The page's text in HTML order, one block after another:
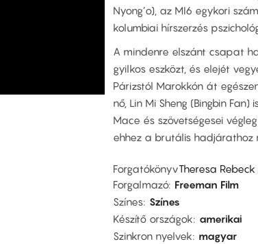
Nyong’o), az MI6 egykori
kolumbiai hírszerzés
A mindenre elszánt csapat
gyilkos eszközt, és elejét
Párizstól Marokkón át
nő, Lin Mi Sheng (Bingbin
Mace és szövetségesei
ehhez a brutális hadjárathoz
ForgatókönyvTheresa Rebeck
Forgalmazó Freeman Film
Színes Színes
Készítő országok
amerikai
Szinkron nyelvek
magyar